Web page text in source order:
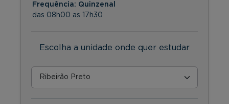
Frequência: Quinzenal
das 08h00 as 17h30
Escolha a unidade onde quer estudar